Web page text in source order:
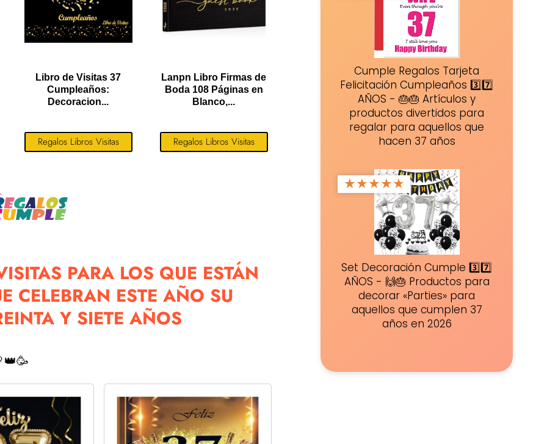
Libro de Visitas 37
Cumpleaños:
Decoracion...
Regalos Libros Visitas
Lanpn Libro Firmas de
Boda 108 Páginas en
Blanco,...
Regalos Libros Visitas
PARA LOS QUE ESTÁN
CELEBRAN ESTE AÑO SU
Y SIETE AÑOS
Cumple Regalos Tarjeta
Felicitación Cumpleaños 3️⃣7️⃣
AÑOS - 🎂🎂 Artículos y
productos divertidos para
regalar para aquellos que
hacen 37 años
★★★★★
Set Decoración Cumple 3️⃣7️⃣
AÑOS - 🙌🎂 Productos para
decorar «Parties» para
aquellos que cumplen 37
años en 2026